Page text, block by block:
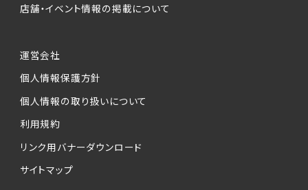
店舗・イベント情報の掲載について
運営会社
個人情報保護方針
個人情報の取り扱いについて
利用規約
リンク用バナーダウンロード
サイトマップ